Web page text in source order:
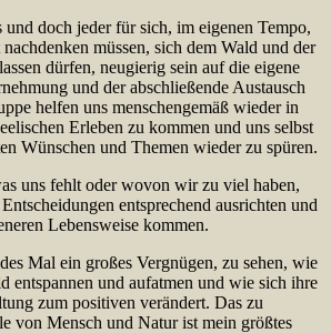
und doch jeder für sich, im eigenen Tempo,
müssen, sich dem Wald und der
dürfen, neugierig sein auf die eigene
und der abschließende Austausch
helfen uns menschengemäß wieder in
Erleben zu kommen und uns selbst
Wünschen und Themen wieder zu spüren.
uns fehlt oder wovon wir zu viel haben,
entsprechend ausrichten und
Lebensweise kommen.
Mal ein großes Vergnügen, zu sehen, wie
entspannen und aufatmen und wie sich ihre
zum positiven verändert. Das zu
von Mensch und Natur ist mein größtes